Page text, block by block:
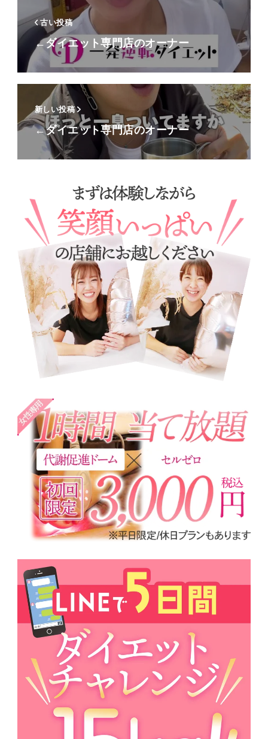
古い投稿
←ダイエット専門店のオーナー
新しい投稿
←ダイエット専門店のオーナー